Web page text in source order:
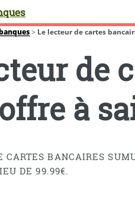
> Le lecteur de cartes
de
à
CARTES BANCAIRES
DE 99.99€.